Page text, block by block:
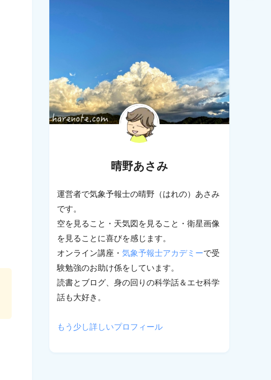
晴野あさみ
運営者で気象予報士の晴野（はれの）あさみ
です。
空を見ること・天気図を見ること・衛星画像
を見ることに喜びを感じます。
オンライン講座・ 気象予報士アカデミーで受
験勉強のお助け係をしています。
読書とブログ、身の回りの科学話＆エセ科学
話も大好き。
もう少し詳しいプロフィール